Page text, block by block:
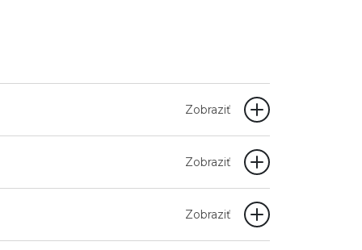
Zobraziť
Zobraziť
Zobraziť